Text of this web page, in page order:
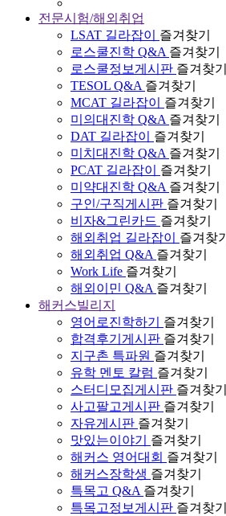
전문시험/해외취업
LSAT 길라잡이
즐겨찾기
로스쿨진학 Q&A 즐겨찾기
로스쿨정보게시판 즐겨찾기
TESOL Q&A 즐겨찾기
MCAT 길라잡이
즐겨찾기
미의대진학 Q&A 즐겨찾기
DAT 길라잡이
즐겨찾기
미치대진학 Q&A 즐겨찾기
PCAT 길라잡이
즐겨찾기
미약대진학 Q&A 즐겨찾기
구인/구직게시판 즐겨찾기
비자&그린카드 즐겨찾기
해외취업 길라잡이
즐겨찾기
해외취업 Q&A 즐겨찾기
Work Life 즐겨찾기
해외이민 Q&A 즐겨찾기
해커스빌리지
영어로진학하기
즐겨찾기
합격후기게시판 즐겨찾기
지구촌 특파원 즐겨찾기
유학 멘토 칼럼 즐겨찾기
스터디모집게시판 즐겨찾기
사고팔고게시판 즐겨찾기
자유게시판 즐겨찾기
맛있는이야기
즐겨찾기
해커스 영어대회 즐겨찾기
해커스장학생 즐겨찾기
특목고 Q&A 즐겨찾기
특목고정보게시판 즐겨찾기